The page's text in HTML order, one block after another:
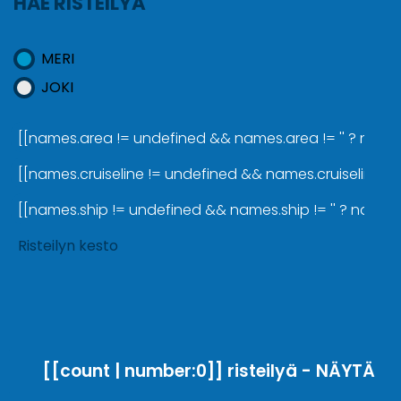
MERI
JOKI
[[names.area != undefined && names.area != '' ?
[[names.cruiseline != undefined && names.cruiseline
[[names.ship != undefined && names.ship != '' ?
Risteilyn kesto